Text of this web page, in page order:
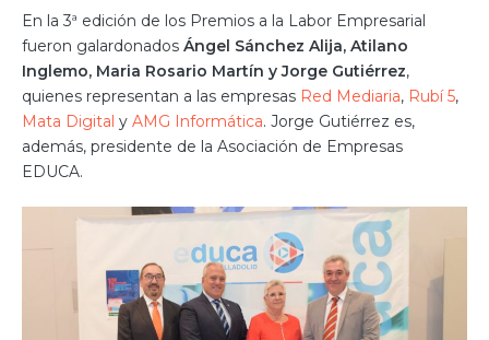
En la 3ª edición de los Premios a la Labor Empresarial
fueron galardonados Ángel Sánchez Alija, Atilano
Inglemo, Maria Rosario Martín y Jorge Gutiérrez,
quienes representan a las empresas Red Mediaria, Rubí 5,
Mata Digital y AMG Informática. Jorge Gutiérrez es,
además, presidente de la Asociación de Empresas
EDUCA.